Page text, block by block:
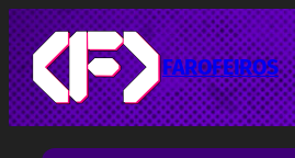
Pular
para
o
conteúdo
FAROFEIROS